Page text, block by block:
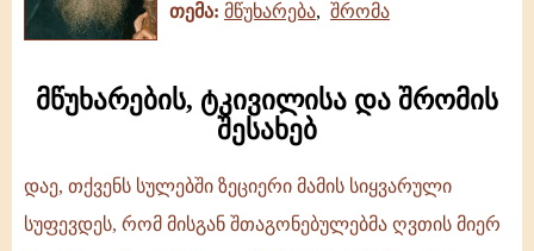
თემა: მწუხარება, შრომა
მწუხარების, ტკივილისა და შრომის
შესახებ
დაე, თქვენს სულებში ზეციერი მამის სიყვარული
სუფევდეს, რომ მისგან შთაგონებულებმა ღვთის მიერ